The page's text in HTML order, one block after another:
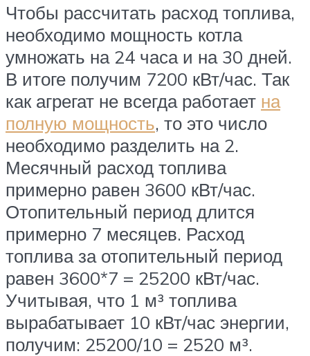
Чтобы рассчитать расход топлива,
необходимо мощность котла
умножать на 24 часа и на 30 дней.
В итоге получим 7200 кВт/час. Так
как агрегат не всегда работает на
полную мощность, то это число
необходимо разделить на 2.
Месячный расход топлива
примерно равен 3600 кВт/час.
Отопительный период длится
примерно 7 месяцев. Расход
топлива за отопительный период
равен 3600*7 = 25200 кВт/час.
Учитывая, что 1 м³ топлива
вырабатывает 10 кВт/час энергии,
получим: 25200/10 = 2520 м³.